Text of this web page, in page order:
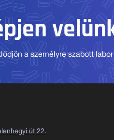
a személyre szabott
út 22.